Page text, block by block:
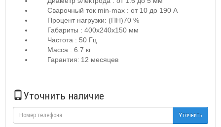
Сварочный ток min-max : от 10 до 190 А
Процент нагрузки: (ПН)70 %
Габариты : 400х240х150 мм
Частота : 50 Гц
Масса : 6.7 кг
Гарантия: 12 месяцев
Уточнить наличие
Уточнить